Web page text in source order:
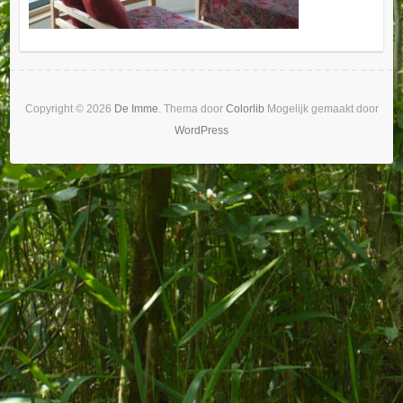
Copyright © 2026 De Imme. Thema door Colorlib Mogelijk gemaakt door
WordPress